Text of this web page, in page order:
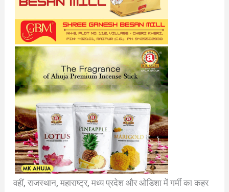
वहीं, राजस्थान, महाराष्ट्र, मध्य प्रदेश और ओडिशा में गर्मी का कहर